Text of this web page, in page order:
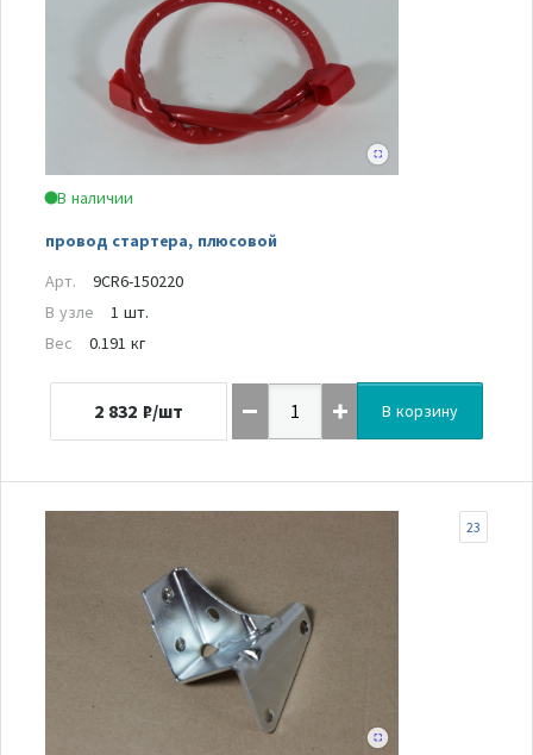
В наличии
провод стартера, плюсовой
Арт.
9CR6-150220
В узле
1 шт.
Вес
0.191 кг
2 832 ₽/шт В корзину
23